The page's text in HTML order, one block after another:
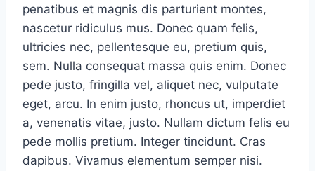
penatibus et magnis dis parturient montes,
nascetur ridiculus mus. Donec quam felis,
ultricies nec, pellentesque eu, pretium quis,
sem. Nulla consequat massa quis enim. Donec
pede justo, fringilla vel, aliquet nec, vulputate
eget, arcu. In enim justo, rhoncus ut, imperdiet
a, venenatis vitae, justo. Nullam dictum felis eu
pede mollis pretium. Integer tincidunt. Cras
dapibus. Vivamus elementum semper nisi.